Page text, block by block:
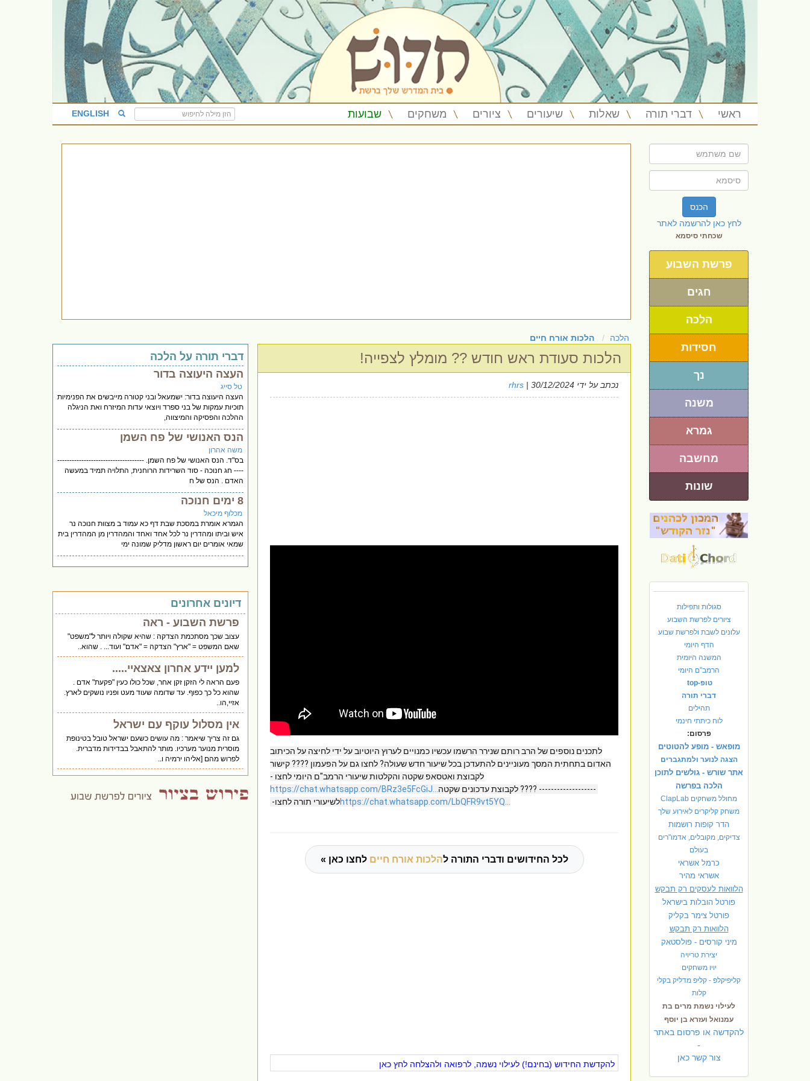
ראשי דברי תורה שאלות שיעורים ציורים משחקים שבועות ENGLISH
הכנס
לחץ כאן להרשמה לאתר
שכחתי סיסמא
פרשת השבוע
חגים
הלכה
חסידות
נך
משנה
גמרא
מחשבה
שונות
סגולות ותפילות
ציורים לפרשת השבוע
עלונים לשבת ולפרשת שבוע
הדף היומי
המשנה היומית
הרמב"ם היומי
טופ-top
דברי תורה
תהילים
לוח כיתתי חינמי
פרסום:
מופאש - מופע להטוטים
הצגה לנוער ולמתגברים
אתר שורש - גולשים לתוכן
הלכה בפרשה
מחולל משחקים ClapLab
משחק קליקרים לאירוע שלך
הדר קופות רושמות
צדיקים, מקובלים, אדמו"רים
בעולם
כרמל אשראי
אשראי מהיר
הלוואות לעסקים רק תבקש
פורטל הובלות בישראל
פורטל צימר בקליק
הלוואות רק תבקש
מיני קורסים - פולסטאק
יצירת טריויה
יויו משחקים
קליפיקלפ - קליפ מדליק בקלי
קלות
לעילוי נשמת מרים בת
עמנואל ועזרא בן יוסף
להקדשה או פרסום באתר
-
צור קשר כאן
הלכה הלכות אורח חיים
הלכות סעודת ראש חודש ?? מומלץ לצפייה!
נכתב על ידי rhrs | 30/12/2024
לתכנים נוספים של הרב רותם שנירר הרשמו עכשיו כמנויים לערוץ היוטיוב על ידי לחיצה על הכיתוב
האדום בתחתית המסך מעוניינים להתעדכן בכל שיעור חדש שעולה? לחצו גם על הפעמון ???? קישור
לקבוצת ואטסאפ שקטה והקלטות שיעורי הרמב"ם היומי לחצו -
https://chat.whatsapp.com/BRz3e5FcGiJ... ------------------- ???? לקבוצת עדכונים שקטה
לשיעורי תורה לחצו-https://chat.whatsapp.com/LbQFR9vt5YQ...
לכל החידושים ודברי התורה להלכות אורח חיים לחצו כאן »
להקדשת החידוש (בחינם!) לעילוי נשמה, לרפואה ולהצלחה לחץ כאן
דברי תורה על הלכה
העצה היעוצה בדור
טל סייג
העצה היעוצה בדור: ישמעאל ובני קטורה מייבשים את הפנימיות
תוכיות עמקות של בני ספרד ויוצאי עדות המיזרח ואת הניגלה
ההלכה והפסיקה והמיצווה,
הנס האנושי של פח השמן
משה אהרון
בס"ד. הנס האנושי של פח השמן. ------------------------------------
---- חג חנוכה - סוד השרידות הרוחנית, התלויה תמיד במעשה
האדם . הנס של ח
8 ימים חנוכה
מכלוף מיכאל
הגמרא אומרת במסכת שבת דף כא עמוד ב מצוות חנוכה נר
איש וביתו ומהדרין נר לכל אחד ואחד והמהדרין מן המהדרין בית
שמאי אומרים יום ראשון מדליק שמונה ימי
דיונים אחרונים
פרשת השבוע - ראה
עצוב שכך מסתכמת הצדקה : שהיא שקולה ויותר ל"משפט"
שאם המשפט = "ארץ" הצדקה = "אדם" ועוד... . שהוא..
למען יידע אחרון צאצאיי.....
פעם הראה לי הזקן זקן אחר, שכל כולו כעין "פקעת" אדם .
שהוא כל כך כפוף. עד שדומה שעוד מעט ופניו נושקים לארץ.
אזיי,הו..
אין מסלול עוקף עם ישראל
גם זה צריך שיאמר : מה עושים כשעם ישראל טובל בטינופת
מוסרית מנוער מערכיו. מותר להתאבל בבדידות מדברית.
לפרוש מהם [אליהו ירמיה ו..